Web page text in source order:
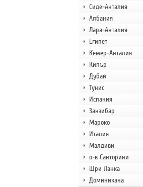
Сиде-Анталия
Албания
Лара-Анталия
Египет
Кемер-Анталия
Кипър
Дубай
Тунис
Испания
Занзибар
Мароко
Италия
Малдиви
о-в Санторини
Шри Ланка
Доминикана